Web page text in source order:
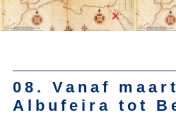
08. Vanaf
Albufeira tot